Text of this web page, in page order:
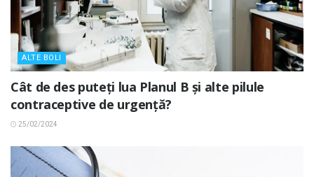
ALTE BOLI
Cât de des puteți lua Planul B și alte pilule
contraceptive de urgență?
25/02/2024